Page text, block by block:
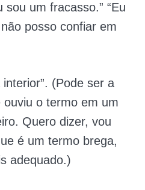
sou um fracasso.” “Eu
posso confiar em
(Pode ser a
o termo em um
Quero dizer, vou
é um termo brega,
adequado.)